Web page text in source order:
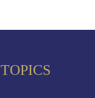
TOPICS